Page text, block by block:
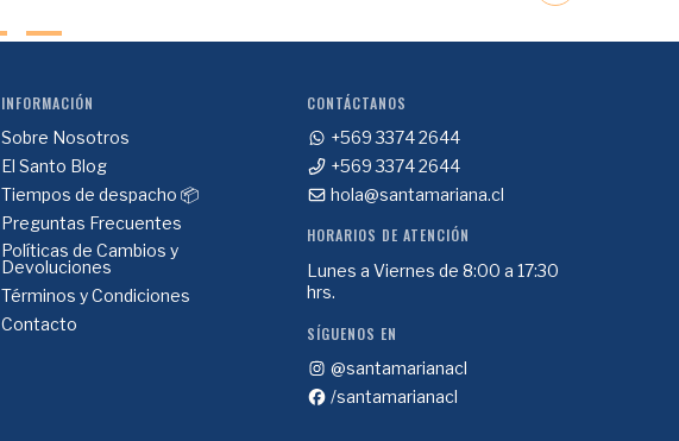
INFORMACIÓN
Sobre Nosotros
El Santo Blog
Tiempos de despacho 📦
Preguntas Frecuentes
Políticas de Cambios y
Devoluciones
Términos y Condiciones
Contacto
CONTÁCTANOS
+569 3374 2644
+569 3374 2644
hola@santamariana.cl
HORARIOS DE ATENCIÓN
Lunes a Viernes de 8:00 a 17:30
hrs.
SÍGUENOS EN
@santamarianacl
/santamarianacl